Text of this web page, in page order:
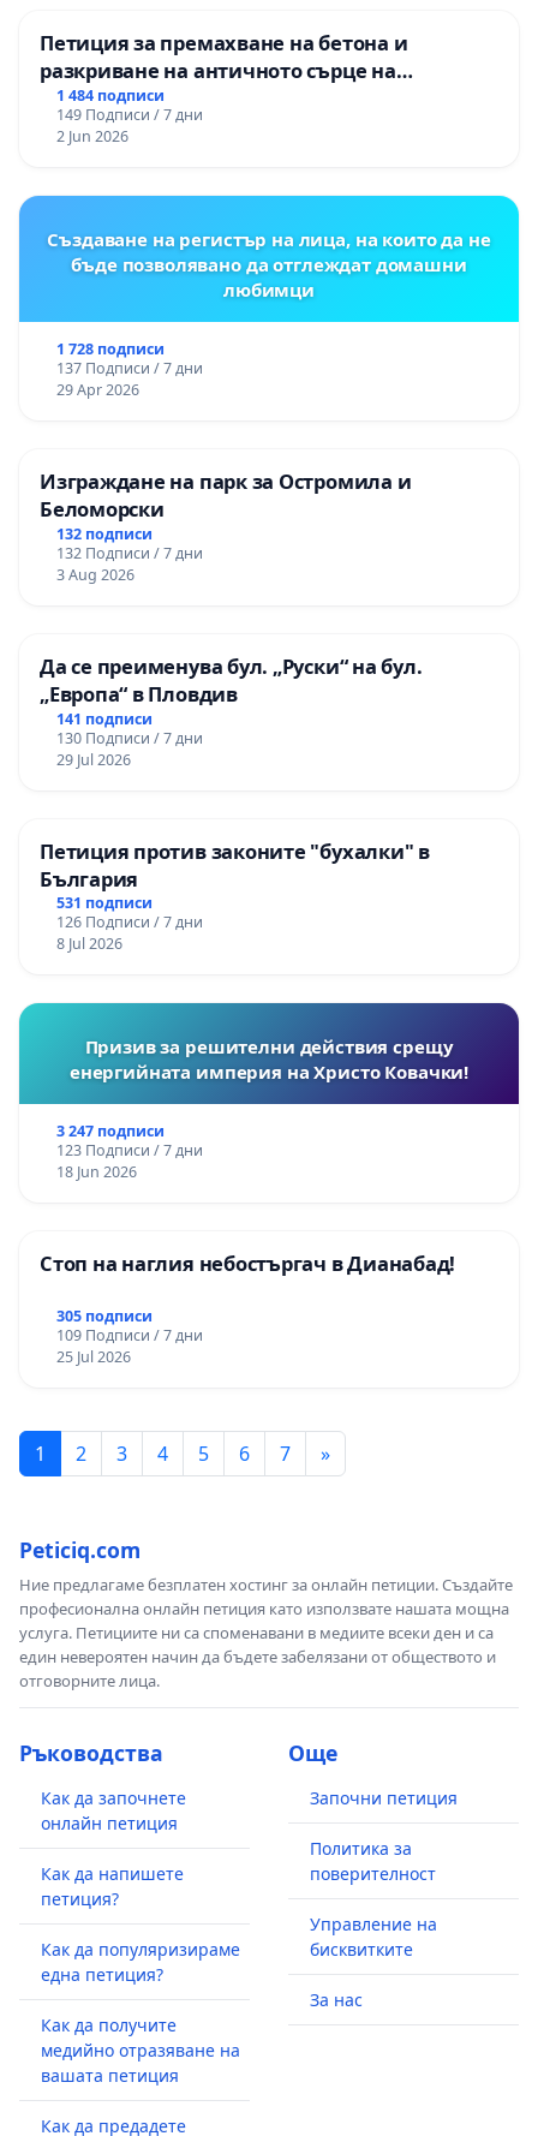
Петиция за премахване на бетона и
разкриване на античното сърце на
Могиланската могила във Враца
1 484 подписи
149 Подписи / 7 дни
2 Jun 2026
Създаване на регистър на лица, на които да не
бъде позволявано да отглеждат домашни
любимци
1 728 подписи
137 Подписи / 7 дни
29 Apr 2026
Изграждане на парк за Остромила и
Беломорски
132 подписи
132 Подписи / 7 дни
3 Aug 2026
Да се преименува бул. „Руски“ на бул.
„Европа“ в Пловдив
141 подписи
130 Подписи / 7 дни
29 Jul 2026
Петиция против законите "бухалки" в
България
531 подписи
126 Подписи / 7 дни
8 Jul 2026
Призив за решителни действия срещу
енергийната империя на Христо Ковачки!
3 247 подписи
123 Подписи / 7 дни
18 Jun 2026
Стоп на наглия небостъргач в Дианабад!
305 подписи
109 Подписи / 7 дни
25 Jul 2026
1 2 3 4 5 6 7 »
Peticiq.com
Ние предлагаме безплатен хостинг за онлайн петиции. Създайте
професионална онлайн петиция като използвате нашата мощна
услуга. Петициите ни са споменавани в медиите всеки ден и са
един невероятен начин да бъдете забелязани от обществото и
отговорните лица.
Ръководства
Как да започнете
онлайн петиция
Как да напишете
петиция?
Как да популяризираме
една петиция?
Как да получите
медийно отразяване на
вашата петиция
Как да предадете
Още
Започни петиция
Политика за
поверителност
Управление на
бисквитките
За нас